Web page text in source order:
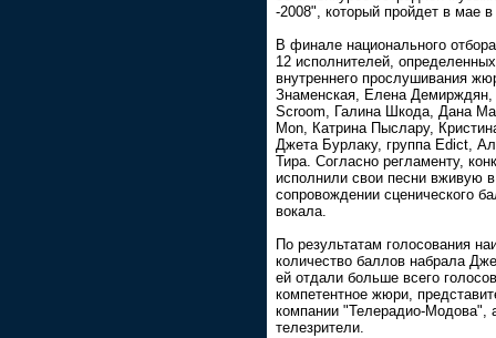
-2008", который пройдет в мае
В финале национального
12 исполнителей,
внутреннего прослушивания
Знаменская, Елена Демирждян,
Scroom, Галина Шкода, Дана
Mon, Катрина Пыслару,
Джета Бурлаку, группа Edict,
Тира. Согласно регламенту,
исполнили свои песни вживую в
сопровождении сценического
вокала.
По результатам голосования
количество баллов набрала
ей отдали больше всего голосов
компетентное жюри,
компании "Телерадио-Модова",
телезрители.